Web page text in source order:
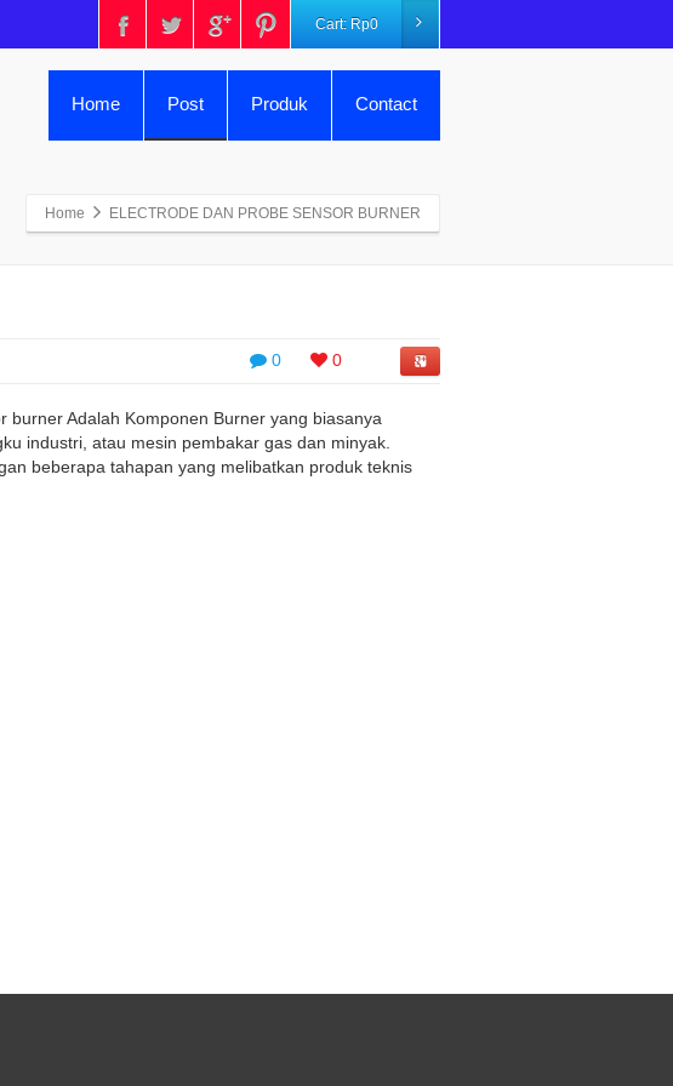
Cart: Rp0
Home Post Produk Contact
Home ELECTRODE DAN PROBE SENSOR BURNER
0 0
burner Adalah Komponen Burner yang biasanya
industri, atau mesin pembakar gas dan minyak.
beberapa tahapan yang melibatkan produk teknis